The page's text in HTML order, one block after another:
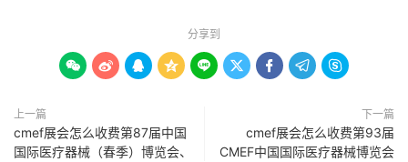
分享到
        
上一篇
cmef展会怎么收费第87届中国
国际医疗器械（春季）博览会、
下一篇
cmef展会怎么收费第93届
CMEF中国国际医疗器械博览会